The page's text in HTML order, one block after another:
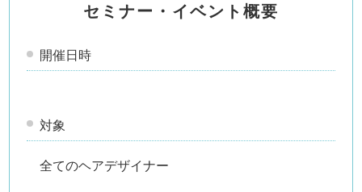
セミナー・イベント概要
開催日時
対象
全てのヘアデザイナー